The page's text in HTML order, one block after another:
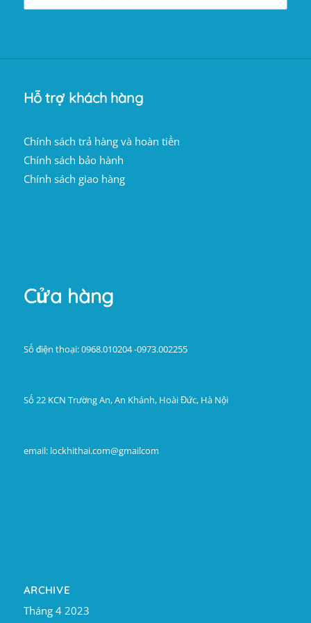
120.632.424 ₫.là:
Hỗ trợ khách hàng
Chính sách trả hàng và hoàn tiền
Chính sách bảo hành
Chính sách giao hàng
Cửa hàng
Số điện thoại: 0968.010204 -0973.002255
Số 22 KCN Trường An, An Khánh, Hoài Đức, Hà Nội
email: lockhithai.com@gmailcom
ARCHIVE
Tháng 4 2023